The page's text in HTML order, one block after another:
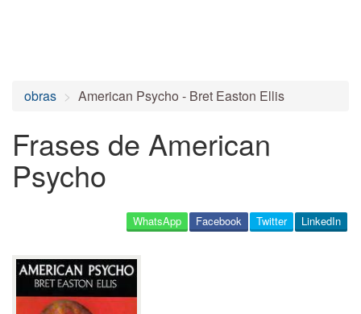
obras American Psycho - Bret Easton Ellis
Frases de American
Psycho
LinkedIn
Twitter
Facebook
WhatsApp